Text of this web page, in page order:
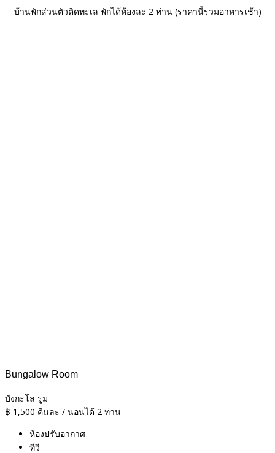
บ้านพักส่วนตัวติดทะเล พักได้ห้องละ 2 ท่าน (ราคานี้รวมอาหารเช้า)
Bungalow Room
บังกะโล รูม
฿ 1,500 คืนละ / นอนได้ 2 ท่าน
ห้องปรับอากาศ
ทีวี